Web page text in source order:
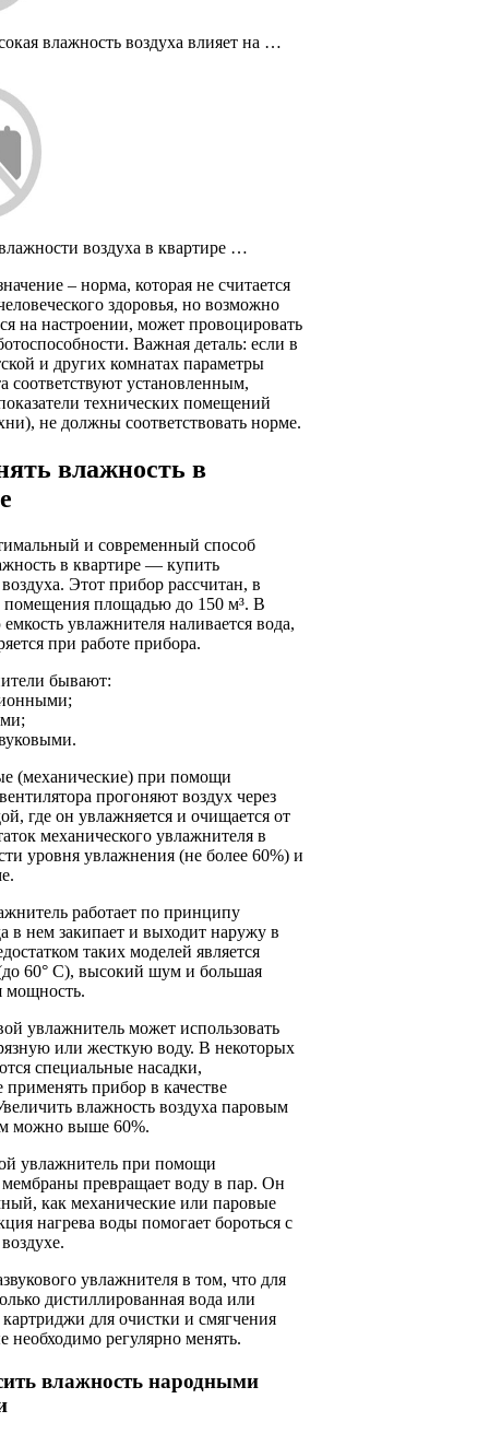
влажность воздуха влияет на …
воздуха в квартире …
– норма, которая не считается
здоровья, но возможно
на настроении, может провоцировать
Важная деталь: если в
и других комнатах параметры
соответствуют установленным,
технических помещений
не должны соответствовать норме.
влажность в
и современный способ
в квартире — купить
Этот прибор рассчитан, в
помещения площадью до 150 м³. В
увлажнителя наливается вода,
при работе прибора.
бывают:
(механические) при помощи
прогоняют воздух через
где он увлажняется и очищается от
механического увлажнителя в
уровня увлажнения (не более 60%) и
работает по принципу
в нем закипает и выходит наружу в
таких моделей является
60° C), высокий шум и большая
мощность.
увлажнитель может использовать
или жесткую воду. В некоторых
специальные насадки,
прибор в качестве
влажность воздуха паровым
можно выше 60%.
увлажнитель при помощи
превращает воду в пар. Он
как механические или паровые
нагрева воды помогает бороться с
увлажнителя в том, что для
дистиллированная вода или
для очистки и смягчения
необходимо регулярно менять.
влажность народными